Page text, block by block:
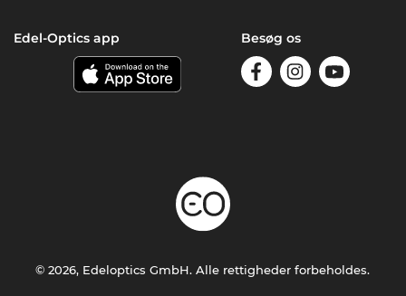
Edel-Optics app Besøg os
© 2026, Edeloptics GmbH. Alle rettigheder forbeholdes.